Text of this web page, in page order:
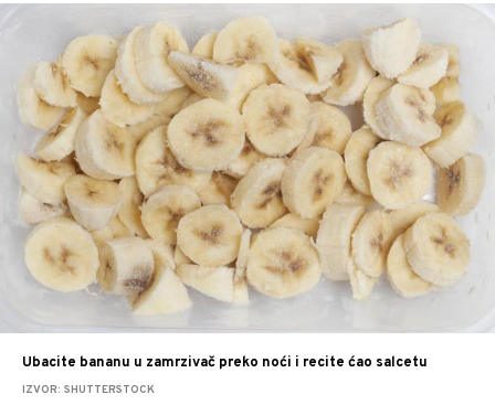
Ubacite bananu u zamrzivač preko noći i recite ćao salcetu
IZVOR: SHUTTERSTOCK